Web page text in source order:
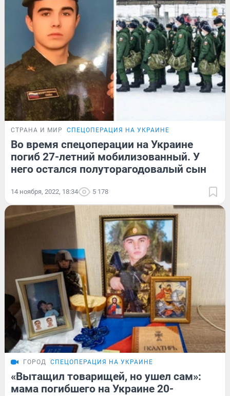
СТРАНА И МИР СПЕЦОПЕРАЦИЯ НА УКРАИНЕ
Во время спецоперации на Украине
погиб 27-летний мобилизованный. У
него остался полуторагодовалый сын
14 ноября, 2022, 18:34 5 178
ГОРОД СПЕЦОПЕРАЦИЯ НА УКРАИНЕ
«Вытащил товарищей, но ушел сам»:
мама погибшего на Украине 20-